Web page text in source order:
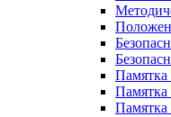
Памятка